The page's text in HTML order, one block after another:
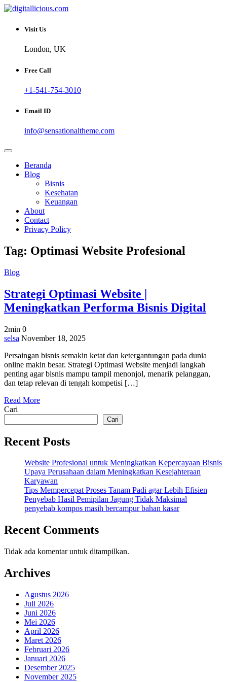
Skip
content
digitallicious.com
Sharing Digital Information
Visit Us
London, UK
Free Call
+1-541-754-3010
Email ID
info@sensationaltheme.com
Beranda
Blog
Bisnis
Kesehatan
Keuangan
About
Contact
Privacy Policy
Tag: Optimasi Website Profesional
Blog
Strategi Optimasi Website |
Meningkatkan Performa Bisnis Digital
2min 0
on
Optimasi
Website
|
Meningkatkan
Bisnis
Digital
selsa November 18, 2025
Persaingan bisnis semakin ketat dan ketergantungan pada dunia
online makin besar. Strategi Optimasi Website menjadi langkah
penting agar bisnis mampu tampil menonjol, menarik pelanggan,
dan tetap relevan di tengah kompetisi […]
Read More
Cari
Cari
Recent Posts
Website Profesional untuk Meningkatkan Kepercayaan Bisnis
Upaya Perusahaan dalam Meningkatkan Kesejahteraan
Karyawan
Tips Mempercepat Proses Tanam Padi agar Lebih Efisien
Penyebab Hasil Pemipilan Jagung Tidak Maksimal
penyebab kompos masih bercampur bahan kasar
Recent Comments
Tidak ada komentar untuk ditampilkan.
Archives
Agustus 2026
Juli 2026
Juni 2026
Mei 2026
April 2026
Maret 2026
Februari 2026
Januari 2026
Desember 2025
November 2025